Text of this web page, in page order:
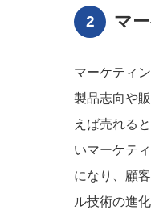
マ
マーケティ
製品志向や
えば売れる
いマーケテ
になり、顧
ル技術の進